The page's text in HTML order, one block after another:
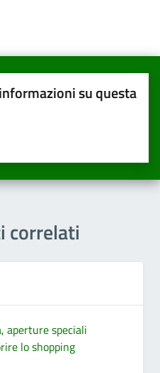
su questa
su 5
5
correlati
aperture speciali
lo shopping